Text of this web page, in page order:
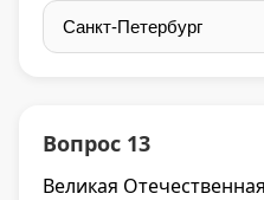
Санкт-Петербург
Вопрос 13
Великая